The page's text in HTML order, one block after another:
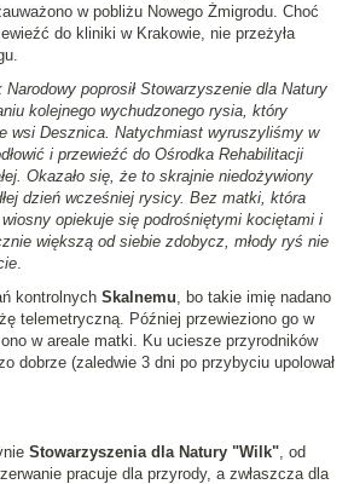
w pobliżu Nowego Żmigrodu. Choć
do kliniki w Krakowie, nie przeżyła
poprosił Stowarzyszenie dla Natury
kolejnego wychudzonego rysia, który
wsi Desznica. Natychmiast wyruszyliśmy w
i przewieźć do Ośrodka Rehabilitacji
Okazało się, że to skrajnie niedożywiony
dzień wcześniej rysicy. Bez matki, która
opiekuje się podrośniętymi kociętami i
większą od siebie zdobycz, młody ryś nie
kontrolnych Skalnemu , bo takie imię nadano
telemetryczną. Później przewieziono go w
w areale matki. Ku uciesze przyrodników
dobrze (zaledwie 3 dni po przybyciu upolował
Stowarzyszenia dla Natury "Wilk" , od
pracuje dla przyrody, a zwłaszcza dla